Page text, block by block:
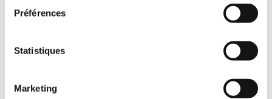
Préférences
Statistiques
Marketing